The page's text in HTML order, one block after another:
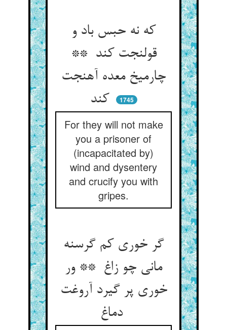
که نه حبس باد و
قولنجت کند **
چارمیخ معده آهنجت
کند
1745
For they will not make
you a prisoner of
(incapacitated by)
wind and dysentery
and crucify you with
gripes.
گر خوری کم گرسنه
مانی چو زاغ ** ور
خوری پر گیرد آروغت
دماغ